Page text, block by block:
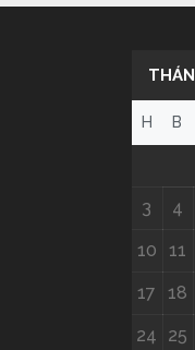
H B
3 4
10 11
17 18
24 25